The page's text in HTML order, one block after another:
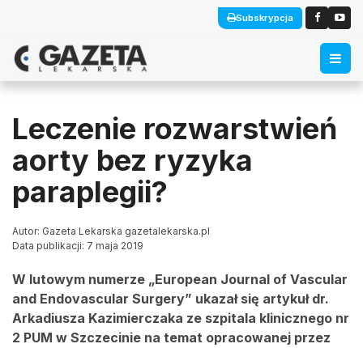
Subskrypcja
Leczenie rozwarstwień
aorty bez ryzyka
paraplegii?
Autor: Gazeta Lekarska gazetalekarska.pl
Data publikacji: 7 maja 2019
W lutowym numerze „European Journal of Vascular
and Endovascular Surgery” ukazał się artykuł dr.
Arkadiusza Kazimierczaka ze szpitala klinicznego nr
2 PUM w Szczecinie na temat opracowanej przez